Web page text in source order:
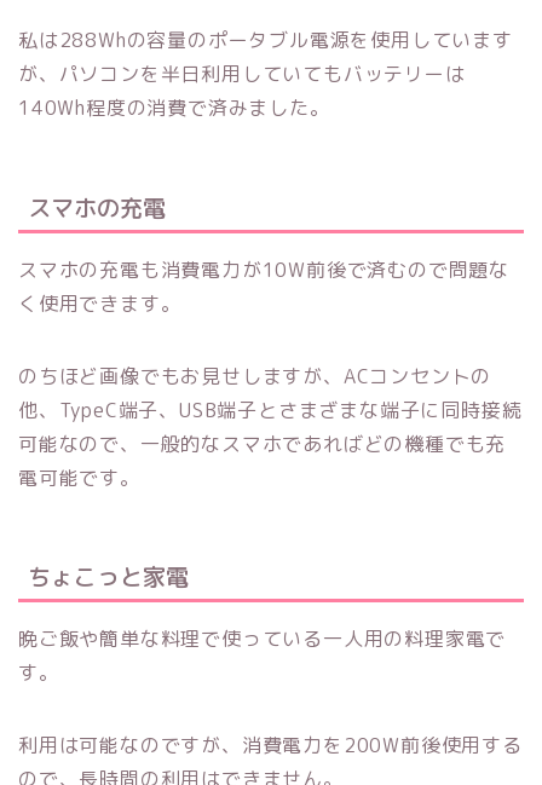
私は288Whの容量のポータブル電源を使用しています
が、パソコンを半日利用していてもバッテリーは
140Wh程度の消費で済みました。
スマホの充電
スマホの充電も消費電力が10W前後で済むので問題な
く使用できます。
のちほど画像でもお見せしますが、ACコンセントの
他、TypeC端子、USB端子とさまざまな端子に同時接続
可能なので、一般的なスマホであればどの機種でも充
電可能です。
ちょこっと家電
晩ご飯や簡単な料理で使っている一人用の料理家電で
す。
利用は可能なのですが、消費電力を200W前後使用する
ので、長時間の利用はできません。